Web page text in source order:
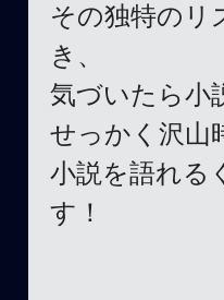
その独特のリ
き、
気づいたら小
せっかく沢山
小説を語れる
す！